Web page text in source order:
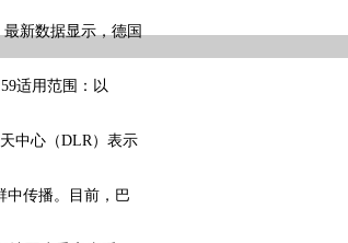
新数据显示，德国
适用范围：以
中心（DLR）表示
中传播。目前，巴